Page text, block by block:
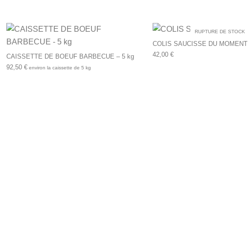
CAISSETTE DE BOEUF BARBECUE – 5 kg
92,50 € environ la caissette de 5 kg
RUPTURE DE STOCK
COLIS SAUCISSE DU MOMENT
42,00 €